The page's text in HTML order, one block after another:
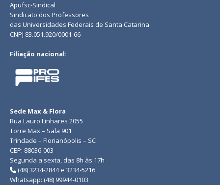
Apufsc-Sindical
Sindicato dos Professores
das Universidades Federais de Santa Catarina
CNPJ 83.051.920/0001-66
Filiação nacional:
Sede Max & Flora
Rua Lauro Linhares 2055
Torre Max – Sala 901
Trindade – Florianópolis – SC
CEP: 88036-003
Segunda a sexta, das 8h às 17h
(48) 3234-2844 e 3234-5216
Whatsapp: (48) 99944-0103